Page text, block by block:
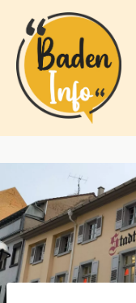
Inhalt
springen